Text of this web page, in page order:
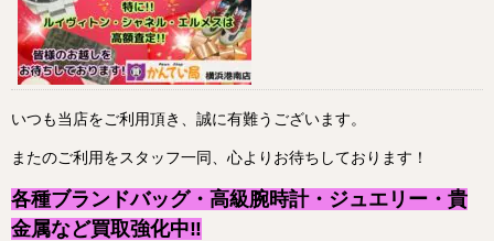
いつも当店をご利用頂き、誠に有難うございます。
またのご利用をスタッフ一同、心よりお待ちしております！
各種ブランドバッグ・高級腕時計・ジュエリー・貴
金属など買取強化中‼